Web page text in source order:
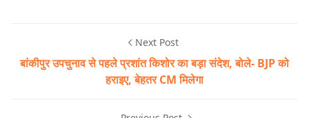
Next Post
बांकीपुर उपचुनाव से पहले प्रशांत किशोर का बड़ा संदेश, बोले- BJP को
हराइए, बेहतर CM मिलेगा